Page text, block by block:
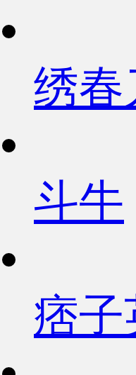
绣春
斗牛
痞